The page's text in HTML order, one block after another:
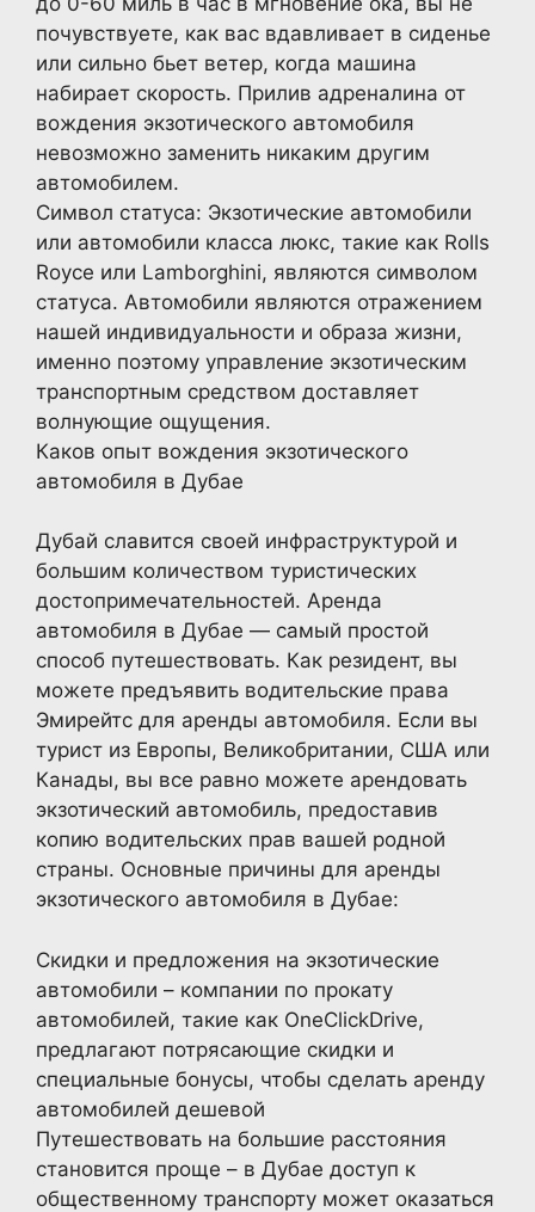
почувствуете, как вас вдавливает в сиденье
или сильно бьет ветер, когда машина
набирает скорость. Прилив адреналина от
вождения экзотического автомобиля
невозможно заменить никаким другим
автомобилем.
Символ статуса: Экзотические автомобили
или автомобили класса люкс, такие как Rolls
Royce или Lamborghini, являются символом
статуса. Автомобили являются отражением
нашей индивидуальности и образа жизни,
именно поэтому управление экзотическим
транспортным средством доставляет
волнующие ощущения.
Каков опыт вождения экзотического
автомобиля в Дубае
Дубай славится своей инфраструктурой и
большим количеством туристических
достопримечательностей. Аренда
автомобиля в Дубае — самый простой
способ путешествовать. Как резидент, вы
можете предъявить водительские права
Эмирейтс для аренды автомобиля. Если вы
турист из Европы, Великобритании, США или
Канады, вы все равно можете арендовать
экзотический автомобиль, предоставив
копию водительских прав вашей родной
страны. Основные причины для аренды
экзотического автомобиля в Дубае:
Скидки и предложения на экзотические
автомобили – компании по прокату
автомобилей, такие как OneClickDrive,
предлагают потрясающие скидки и
специальные бонусы, чтобы сделать аренду
автомобилей дешевой
Путешествовать на большие расстояния
становится проще – в Дубае доступ к
общественному транспорту может оказаться